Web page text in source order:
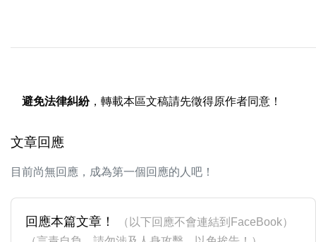
避免法律糾紛，轉載本區文稿請先徵得原作者同意！
文章回應
目前尚無回應，成為第一個回應的人吧！
回應本篇文章！
（以下回應不會連結到FaceBook）